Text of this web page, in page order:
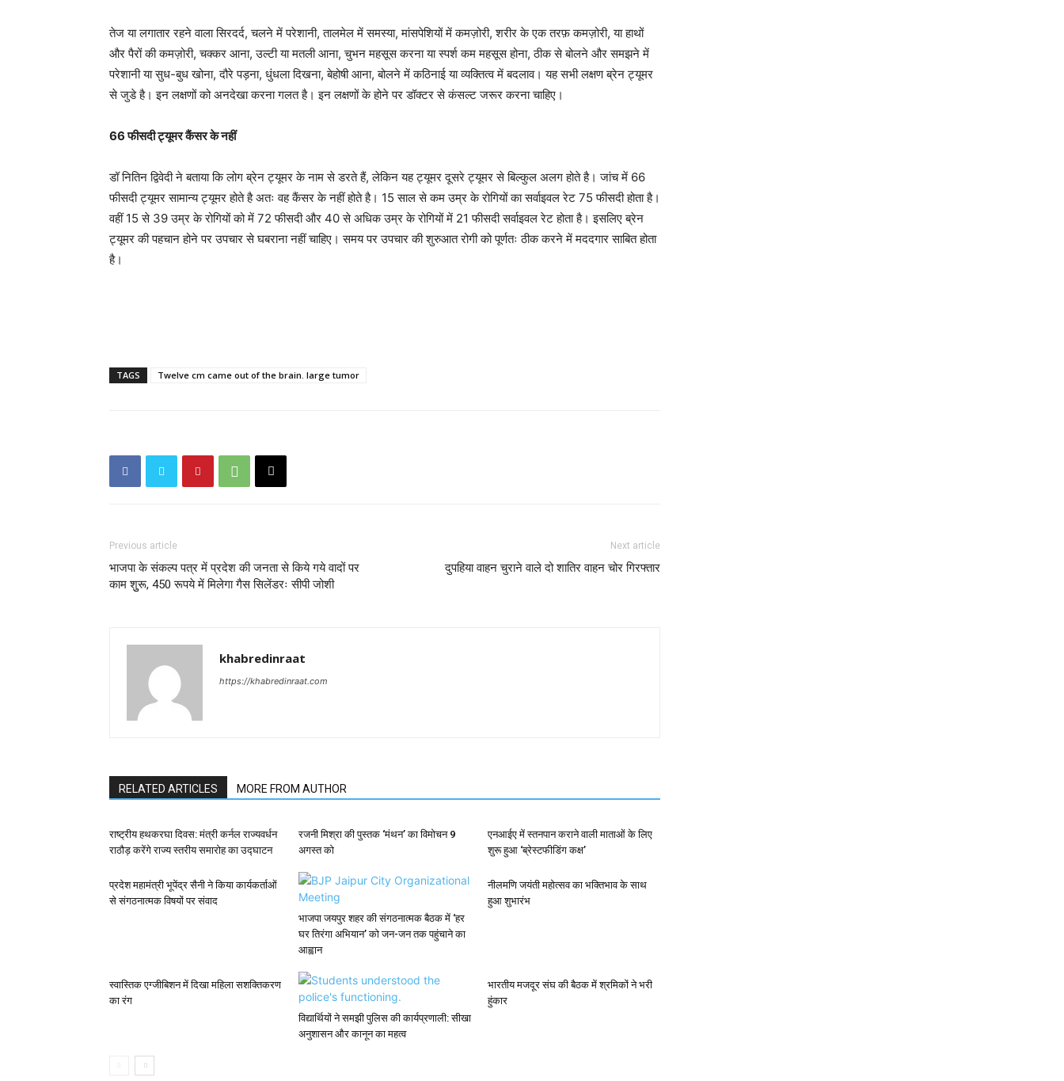
तेज या लगातार रहने वाला सिरदर्द, चलने में परेशानी, तालमेल में समस्या, मांसपेशियों में कमज़ोरी, शरीर के एक तरफ़ कमज़ोरी, या हाथों
और पैरों की कमज़ोरी, चक्कर आना, उल्टी या मतली आना, चुभन महसूस करना या स्पर्श कम महसूस होना, ठीक से बोलने और समझने में
परेशानी या सुध-बुध खोना, दौरे पड़ना, धुंधला दिखना, बेहोषी आना, बोलने में कठिनाई या व्यक्तित्व में बदलाव। यह सभी लक्षण ब्रेन ट्यूमर
से जुडे है। इन लक्षणों को अनदेखा करना गलत है। इन लक्षणों के होने पर डॉक्टर से कंसल्ट जरूर करना चाहिए।
66 फीसदी ट्यूमर कैंसर के नहीं
डॉ नितिन द्विवेदी ने बताया कि लोग ब्रेन ट्यूमर के नाम से डरते हैं, लेकिन यह ट्यूमर दूसरे ट्यूमर से बिल्कुल अलग होते है। जांच में 66
फीसदी ट्यूमर सामान्य ट्यूमर होते है अतः वह कैंसर के नहीं होते है। 15 साल से कम उम्र के रोगियों का सर्वाइवल रेट 75 फीसदी होता है।
वहीं 15 से 39 उम्र के रोगियों को में 72 फीसदी और 40 से अधिक उम्र के रोगियों में 21 फीसदी सर्वाइवल रेट होता है। इसलिए ब्रेन
ट्यूमर की पहचान होने पर उपचार से घबराना नहीं चाहिए। समय पर उपचार की शुरुआत रोगी को पूर्णतः ठीक करने में मददगार साबित होता
है।
TAGS Twelve cm came out of the brain. large tumor
Previous article
भाजपा के संकल्प पत्र में प्रदेश की जनता से किये गये वादों पर
काम शुुरू, 450 रूपये में मिलेगा गैस सिलेंडरः सीपी जोशी
Next article
दुपहिया वाहन चुराने वाले दो शातिर वाहन चोर गिरफ्तार
khabredinraat
https://khabredinraat.com
RELATED ARTICLES MORE FROM AUTHOR
राष्ट्रीय हथकरघा दिवस: मंत्री कर्नल राज्यवर्धन
राठौड़ करेंगे राज्य स्तरीय समारोह का उद्घाटन
रजनी मिश्रा की पुस्तक ‘मंथन’ का विमोचन 9
अगस्त को
एनआईए में स्तनपान कराने वाली माताओं के लिए
शुरू हुआ ‘ब्रेस्टफीडिंग कक्ष’
प्रदेश महामंत्री भूपेंद्र सैनी ने किया कार्यकर्ताओं
से संगठनात्मक विषयों पर संवाद
भाजपा जयपुर शहर की संगठनात्मक बैठक में ‘हर
घर तिरंगा अभियान’ को जन-जन तक पहुंचाने का
आह्वान
नीलमणि जयंती महोत्सव का भक्तिभाव के साथ
हुआ शुभारंभ
स्वास्तिक एग्जीबिशन में दिखा महिला सशक्तिकरण
का रंग
विद्यार्थियों ने समझी पुलिस की कार्यप्रणाली: सीखा
अनुशासन और कानून का महत्व
भारतीय मजदूर संघ की बैठक में श्रमिकों ने भरी
हुंकार